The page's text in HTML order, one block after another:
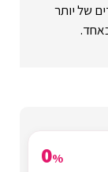
של יותר
0%